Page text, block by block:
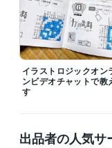
<休止中>
◉ロジックのビデオチ
まま予約よりも、一度
おもいますので、予約
❥時間:サービス内容に
❥臨時休業する事があり
❥受付休止している事が
ご依頼＆DMは受け付けています。
イラストロジックオン
ンビデオチャットで教
す
出品者の人気サ